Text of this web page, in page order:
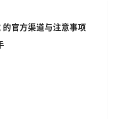
官方渠道与注意事项